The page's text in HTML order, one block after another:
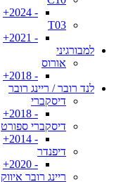
- 2024+
T03
- 2021+
למבורגיני
אורוס
- 2018+
לנד רובר / ריינג רובר
דיסקברי
- 2018+
דיסקברי ספורט
- 2014+
דיפנדר
- 2020+
ריינג רובר איווק